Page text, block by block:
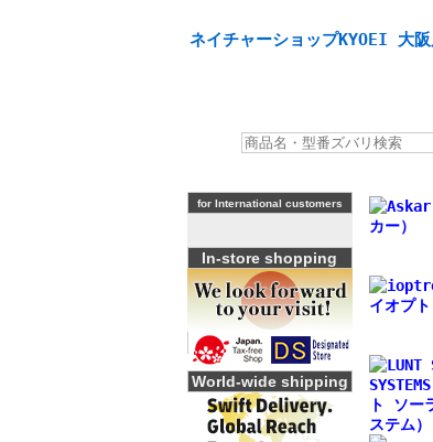
ネイチャーショップKYOEI 大
for International customers
In-store shopping
World-wide shipping